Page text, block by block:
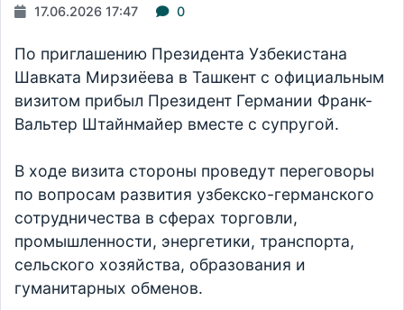
17.06.2026 17:47 0
По приглашению Президента Узбекистана
Шавката Мирзиёева в Ташкент с официальным
визитом прибыл Президент Германии Франк-
Вальтер Штайнмайер вместе с супругой.
В ходе визита стороны проведут переговоры
по вопросам развития узбекско-германского
сотрудничества в сферах торговли,
промышленности, энергетики, транспорта,
сельского хозяйства, образования и
гуманитарных обменов.